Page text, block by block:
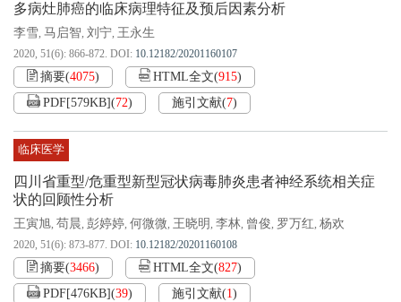
多病灶肺癌的临床病理特征及预后因素分析
李雪, 马启智, 刘宁, 王永生
2020, 51(6): 866-872. DOI: 10.12182/20201160107
摘要(4075) HTML全文(915)
PDF[579KB](72) 施引文献(7)
临床医学
四川省重型/危重型新型冠状病毒肺炎患者神经系统相关症
状的回顾性分析
王寅旭, 苟晨, 彭婷婷, 何微微, 王晓明, 李林, 曾俊, 罗万红, 杨欢
2020, 51(6): 873-877. DOI: 10.12182/20201160108
摘要(3466) HTML全文(827)
PDF[476KB](39) 施引文献(1)